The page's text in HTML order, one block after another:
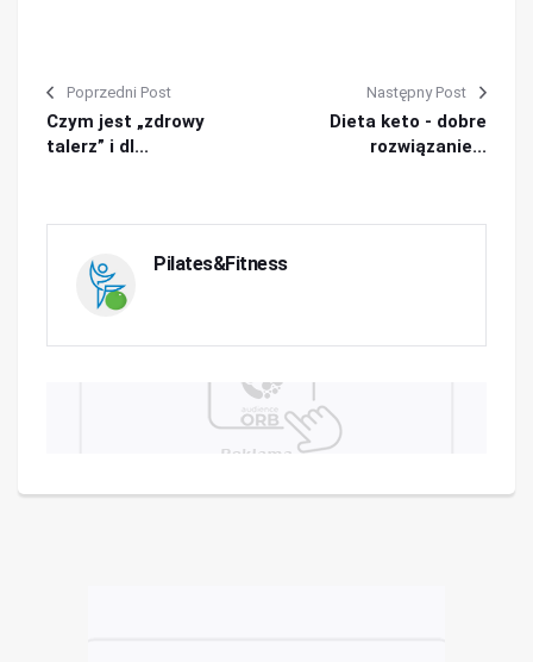
Poprzedni Post
Czym jest „zdrowy
talerz” i dl...
Następny Post
Dieta keto - dobre
rozwiązanie...
Pilates&Fitness